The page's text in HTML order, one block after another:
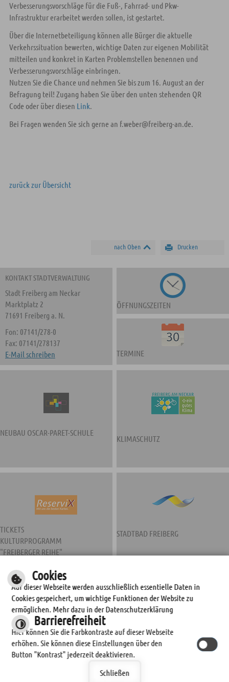
Verbesserungsvorschläge für die Fuß-, Fahrrad- und Pkw-
Infrastruktur erarbeitet werden sollen, ist gestartet.
Über die Internetbeteiligung können alle Bürger die aktuelle
Verkehrssituation bewerten, wichtige Daten zur eigenen Mobilität
mitteilen und konkret in Karten Problemstellen benennen und
Verbesserungsvorschläge einbringen.
Nutzen Sie die Chance und nehmen Sie bis zum 16. August an der
Befragung teil! Zugang haben Sie über den unten stehenden QR
Code oder über diesen Link.
Bei Fragen wenden Sie sich gerne an f.weber@freiberg-an.de.
zurück zur Übersicht
Drucken
nach Oben
KONTAKT STADTVERWALTUNG
Stadt Freiberg am Neckar
Marktplatz 2
71691 Freiberg a. N.
Fon: 07141/278-0
Fax: 07141/278137
E-Mail schreiben
ÖFFNUNGSZEITEN
TERMINE
NEUBAU OSCAR-PARET-SCHULE
KLIMASCHUTZ
TICKETS
KULTURPROGRAMM
"FREIBERGER REIHE"
STADTBAD FREIBERG
STADTWERKE FREIBERG
Cookies
Auf dieser Webseite werden ausschließlich essentielle Daten in
Cookies gespeichert, um wichtige Funktionen der Website zu
ermöglichen. Mehr dazu in der Datenschutzerklärung
Barrierefreiheit
Hier können Sie die Farbkontraste auf dieser Webseite
erhöhen. Sie können diese Einstellungen über den
Button "Kontrast" jederzeit deaktivieren.
Schließen